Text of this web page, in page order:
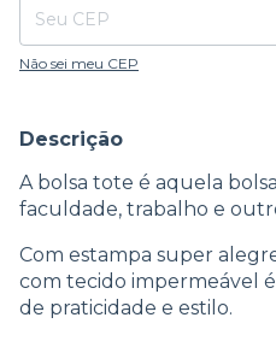
Não sei meu CEP
Descrição
A bolsa tote é aquela
faculdade, trabalho e
Com estampa super
com tecido impermeável
de praticidade e estilo.